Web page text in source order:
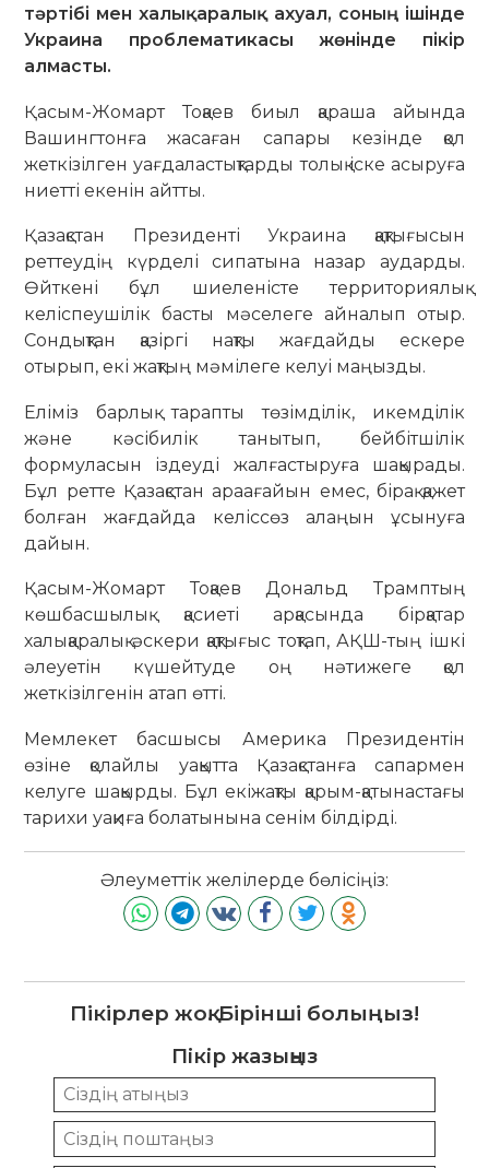
тәртібі мен халықаралық ахуал, соның ішінде
Украина проблематикасы жөнінде пікір
алмасты.
Қасым-Жомарт Тоқаев биыл қараша айында
Вашингтонға жасаған сапары кезінде қол
жеткізілген уағдаластықтарды толық іске асыруға
ниетті екенін айтты.
Қазақстан Президенті Украина қақтығысын
реттеудің күрделі сипатына назар аударды.
Өйткені бұл шиеленісте территориялық
келіспеушілік басты мәселеге айналып отыр.
Сондықтан қазіргі нақты жағдайды ескере
отырып, екі жақтың мәмілеге келуі маңызды.
Еліміз барлық тарапты төзімділік, икемділік
және кәсібилік танытып, бейбітшілік
формуласын іздеуді жалғастыруға шақырады.
Бұл ретте Қазақстан араағайын емес, бірақ қажет
болған жағдайда келіссөз алаңын ұсынуға
дайын.
Қасым-Жомарт Тоқаев Дональд Трамптың
көшбасшылық қасиеті арқасында бірқатар
халықаралық әскери қақтығыс тоқтап, АҚШ-тың ішкі
әлеуетін күшейтуде оң нәтижеге қол
жеткізілгенін атап өтті.
Мемлекет басшысы Америка Президентін
өзіне қолайлы уақытта Қазақстанға сапармен
келуге шақырды. Бұл екіжақты қарым-қатынастағы
тарихи уақиға болатынына сенім білдірді.
Әлеуметтік желілерде бөлісіңіз:
Пікірлер жоқ. Бірінші болыңыз!
Пікір жазыңыз